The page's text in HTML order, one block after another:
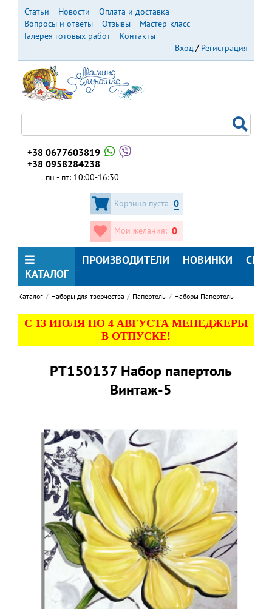
Перейти
основному
содержанию
Статьи Новости
Оплата и доставка
Вопросы и ответы
Отзывы
Мастер-класс
Галерея готовых работ
Контакты
Вход
Регистрация
+38 0677603819
+38 0958284238
пн - пт: 10:00-16:30
Корзина пуста 0
Мои желания: 0
КАТАЛОГ
ПРОИЗВОДИТЕЛИ НОВИНКИ
Каталог Наборы для творчества Папертоль Наборы Папертоль
С 13 ИЮЛЯ ПО 4 АВГУСТА МЕНЕДЖЕРЫ
В ОТПУСКЕ!
PT150137 Набор папертоль
Винтаж-5